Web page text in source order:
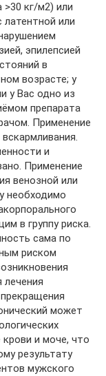
кг/м2) или
или
эпилепсией
в
возрасте; у
у Вас одно из
препарата
Применение
и
Применение
венозной или
необходимо
в группу риска.
сама по
риском
может
и моче, что
результату
мужского